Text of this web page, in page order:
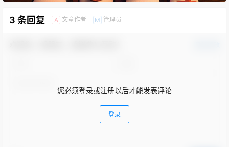
3 条回复 A 文章作者 M 管理员
您必须登录或注册以后才能发表评论
登录